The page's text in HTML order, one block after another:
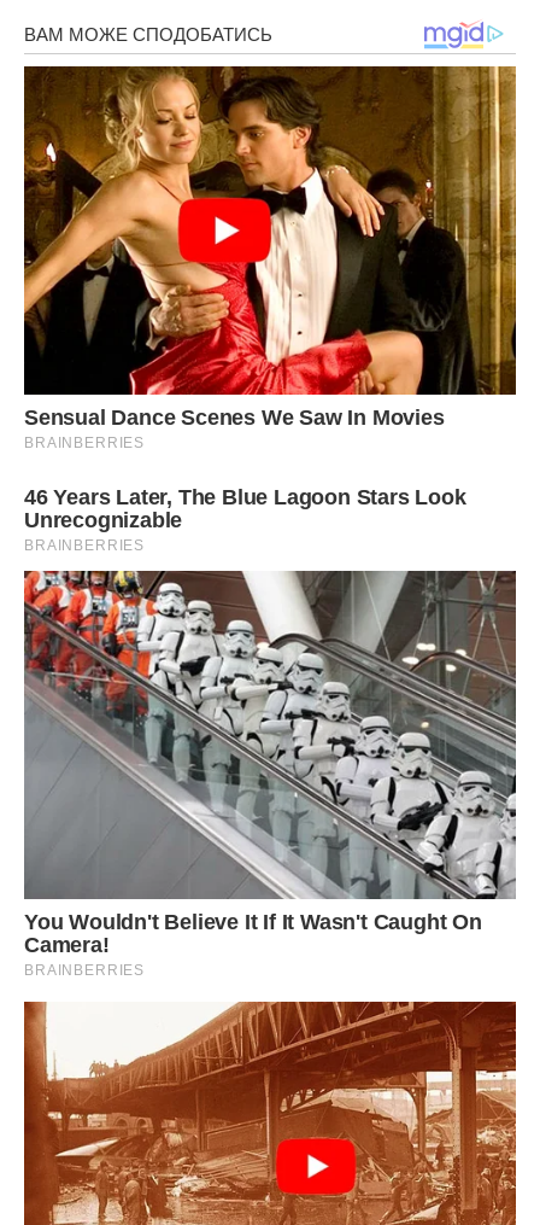
Передрук без посилання на Ibilingua.com. заборонено.
Фото ілюстративне, з вільних джерел, fishing-caravan
Сподобалася стаття? Поділіться з друзями на
Facebook!